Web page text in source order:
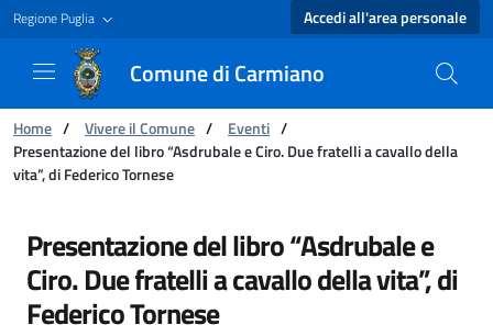
Regione Puglia Accedi all'area personale
Comune di Carmiano
Ti trovi in:
Home / Vivere il Comune / Eventi /
Presentazione del libro “Asdrubale e Ciro. Due fratelli a cavallo della
vita”, di Federico Tornese
Presentazione del libro “Asdrubale e Ciro.
Presentazione del libro “Asdrubale e
Ciro. Due fratelli a cavallo della vita”, di
Federico Tornese